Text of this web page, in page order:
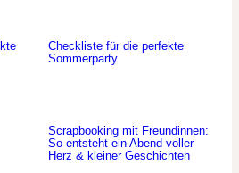
Checkliste für die perfekte
Sommerparty
Scrapbooking mit Freundinnen:
So entsteht ein Abend voller
Herz & kleiner Geschichten